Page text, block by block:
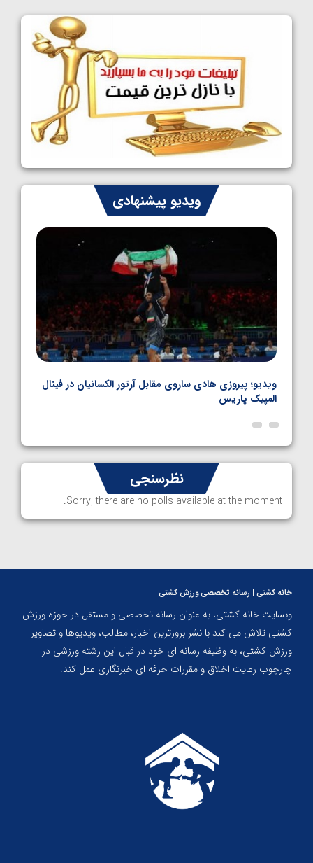
کشتی فرنگی نوجوانان جهان؛ سکوی تیمی
سوم برای ایران
1405/05/07
ایران چشم به راه چهار مدال در پنج وزن دوم
کشتی فرنگی نوجوانان جهان
1405/05/06
کشتی فرنگی نوجوان جهان؛ رضایی تنها طلایی
پنج وزن نخست
1405/05/06
ویدیو پیشنهادی
ویدیو؛ پیروزی هادی ساروی مقابل آرتور الکسانیان در فینال
المپیک پاریس
نظرسنجی
Sorry, there are no polls available at the moment.
خانه کشتی | رسانه تخصصی ورزش کشتی
وبسایت خانه کشتی، به عنوان رسانه تخصصی و مستقل در حوزه ورزش
کشتی تلاش می کند با نشر بروزترین اخبار، مطالب، ویدیوها و تصاویر
ورزش کشتی، به وظیفه رسانه ای خود در قبال این رشته ورزشی در
چارچوب رعایت اخلاق و مقررات حرفه ای خبرنگاری عمل کند.